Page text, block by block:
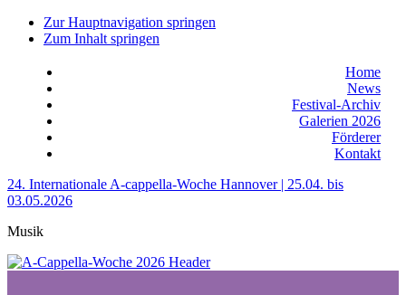
Zur Hauptnavigation springen
Zum Inhalt springen
Home
News
Festival-Archiv
Galerien 2026
Förderer
Kontakt
24. Internationale A-cappella-Woche Hannover | 25.04. bis
03.05.2026
Musik